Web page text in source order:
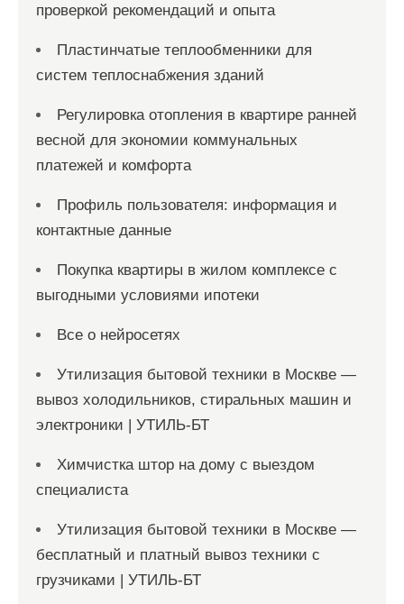
проверкой рекомендаций и опыта
Пластинчатые теплообменники для
систем теплоснабжения зданий
Регулировка отопления в квартире ранней
весной для экономии коммунальных
платежей и комфорта
Профиль пользователя: информация и
контактные данные
Покупка квартиры в жилом комплексе с
выгодными условиями ипотеки
Все о нейросетях
Утилизация бытовой техники в Москве —
вывоз холодильников, стиральных машин и
электроники | УТИЛЬ-БТ
Химчистка штор на дому с выездом
специалиста
Утилизация бытовой техники в Москве —
бесплатный и платный вывоз техники с
грузчиками | УТИЛЬ-БТ